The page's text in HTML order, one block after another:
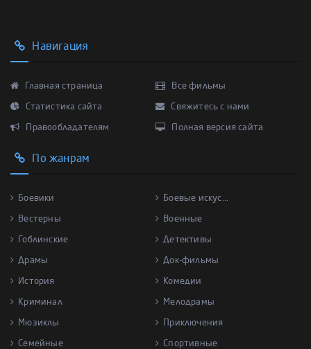
Навигация
Главная страница Все фильмы
Статистика сайта Свяжитесь с нами
Правообладателям Полная версия сайта
По жанрам
Боевики Боевые искус...
Вестерны Военные
Гоблинские Детективы
Драмы Док-фильмы
История Комедии
Криминал Мелодрамы
Мюзиклы Приключения
Семейные Спортивные